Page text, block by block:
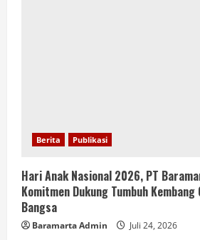
Berita Publikasi
Hari Anak Nasional 2026, PT
Komitmen Dukung Tumbuh
Bangsa
Baramarta Admin Juli 24, 2026